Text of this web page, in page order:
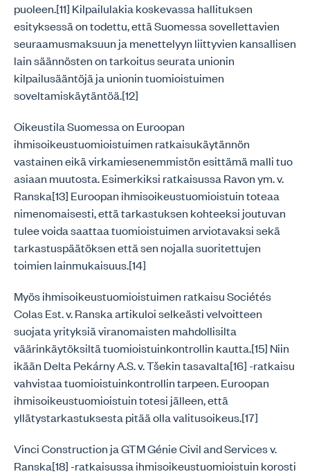
puoleen.[11] Kilpailulakia koskevassa hallituksen
esityksessä on todettu, että Suomessa sovellettavien
seuraamusmaksuun ja menettelyyn liittyvien kansallisen
lain säännösten on tarkoitus seurata unionin
kilpailusääntöjä ja unionin tuomioistuimen
soveltamiskäytäntöä.[12]
Oikeustila Suomessa on Euroopan
ihmisoikeustuomioistuimen ratkaisukäytännön
vastainen eikä virkamiesenemmistön esittämä malli tuo
asiaan muutosta. Esimerkiksi ratkaisussa Ravon ym. v.
Ranska[13] Euroopan ihmisoikeustuomioistuin toteaa
nimenomaisesti, että tarkastuksen kohteeksi joutuvan
tulee voida saattaa tuomioistuimen arviotavaksi sekä
tarkastuspäätöksen että sen nojalla suoritettujen
toimien lainmukaisuus.[14]
Myös ihmisoikeustuomioistuimen ratkaisu Sociétés
Colas Est. v. Ranska artikuloi selkeästi velvoitteen
suojata yrityksiä viranomaisten mahdollisilta
väärinkäytöksiltä tuomioistuinkontrollin kautta.[15] Niin
ikään Delta Pekárny A.S. v. Tšekin tasavalta[16] -ratkaisu
vahvistaa tuomioistuinkontrollin tarpeen. Euroopan
ihmisoikeustuomioistuin totesi jälleen, että
yllätystarkastuksesta pitää olla valitusoikeus.[17]
Vinci Construction ja GTM Génie Civil and Services v.
Ranska[18] -ratkaisussa ihmisoikeustuomioistuin korosti